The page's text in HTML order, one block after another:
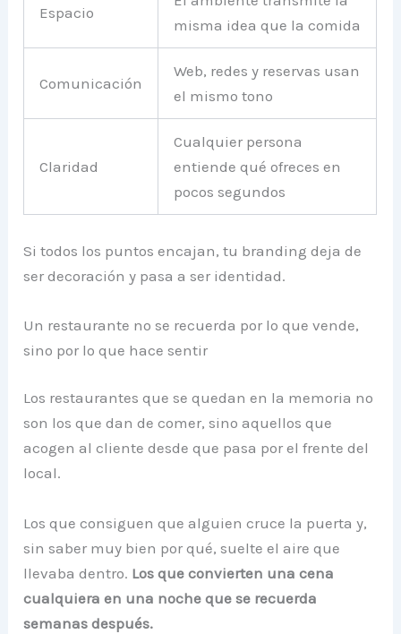
Espacio
misma idea que la comida
Comunicación
Web, redes y reservas usan
el mismo tono
Claridad
Cualquier persona
entiende qué ofreces en
pocos segundos
Si todos los puntos encajan, tu branding deja de
ser decoración y pasa a ser identidad.
Un restaurante no se recuerda por lo que vende,
sino por lo que hace sentir
Los restaurantes que se quedan en la memoria no
son los que dan de comer, sino aquellos que
acogen al cliente desde que pasa por el frente del
local.
Los que consiguen que alguien cruce la puerta y,
sin saber muy bien por qué, suelte el aire que
llevaba dentro. Los que convierten una cena
cualquiera en una noche que se recuerda
semanas después.